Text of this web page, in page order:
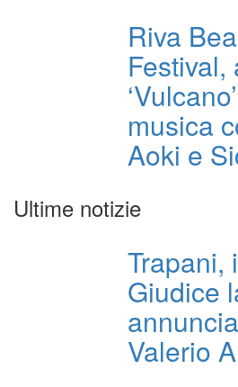
Riva
Festival,
musica
Aoki e
Ultime notizie
Trapani,
Giudice
Valerio